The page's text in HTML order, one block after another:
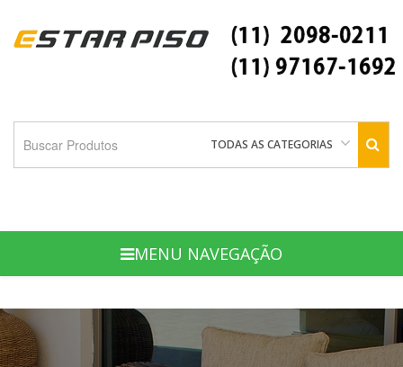
TODAS AS CATEGORIAS
MENU NAVEGAÇÃO